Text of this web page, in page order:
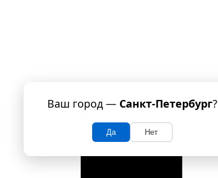
Ваш город — Санкт-Петербург?
Да Нет